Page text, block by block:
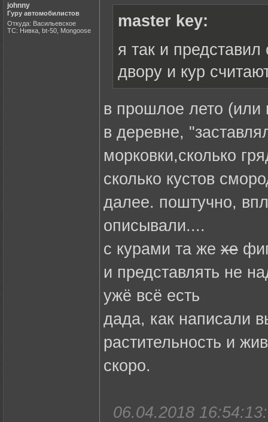
johnny
Гуру автомобилистов
Откуда: Васильевское
ТС: Нивка, bt-50, Mongoose
master key:
я так и
двору и кур
в прошлое лето (или
в деревне,
морковки,сколько
сколько кустов
далее. поштучно,
описывали....
с курами та же хе
и представлять не
ужё всё есть
дада, как написали
растительность и
скоро.
06.04.2018 16:54:13: